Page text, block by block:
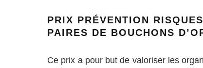
PRIX PRÉVENTION
PAIRES DE BOUCHONS
Ce prix a pour but de valoriser les